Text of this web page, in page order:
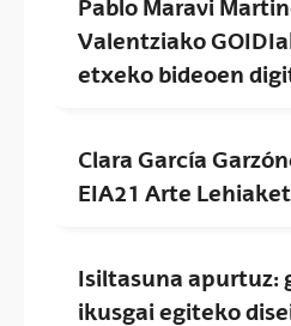
Pablo Maravi
Valentziako
etxeko bideoen
Clara García
EIA21 Arte
Isiltasuna apurtuz:
ikusgai egiteko